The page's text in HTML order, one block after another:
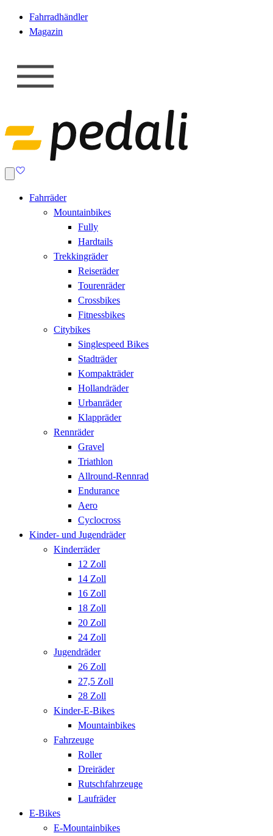
Fahrradhändler
Magazin
Fahrräder
Mountainbikes
Fully
Hardtails
Trekkingräder
Reiseräder
Tourenräder
Crossbikes
Fitnessbikes
Citybikes
Singlespeed Bikes
Stadträder
Kompakträder
Hollandräder
Urbanräder
Klappräder
Rennräder
Gravel
Triathlon
Allround-Rennrad
Endurance
Aero
Cyclocross
Kinder- und Jugendräder
Kinderräder
12 Zoll
14 Zoll
16 Zoll
18 Zoll
20 Zoll
24 Zoll
Jugendräder
26 Zoll
27,5 Zoll
28 Zoll
Kinder-E-Bikes
Mountainbikes
Fahrzeuge
Roller
Dreiräder
Rutschfahrzeuge
Laufräder
E-Bikes
E-Mountainbikes